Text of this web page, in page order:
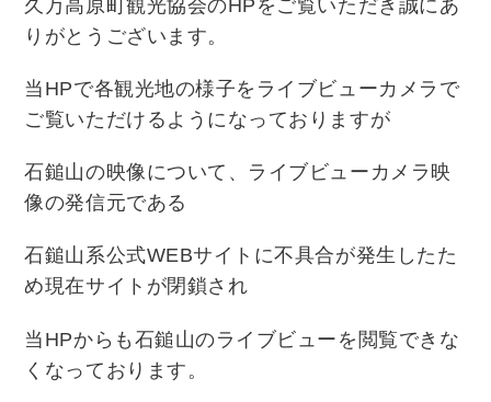
久万高原町観光協会のHPをご覧いただき誠にあ
りがとうございます。
当HPで各観光地の様子をライブビューカメラで
ご覧いただけるようになっておりますが
石鎚山の映像について、ライブビューカメラ映
像の発信元である
石鎚山系公式WEBサイトに不具合が発生したた
め現在サイトが閉鎖され
当HPからも石鎚山のライブビューを閲覧できな
くなっております。